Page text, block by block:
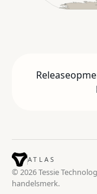
ATLAS
© 2026 Tessie
handelsmerk.